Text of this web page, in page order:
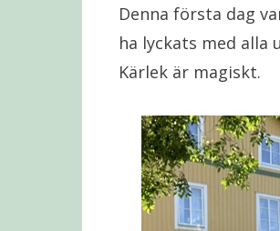
Denna första dag
ha lyckats med alla
Kärlek är magiskt.